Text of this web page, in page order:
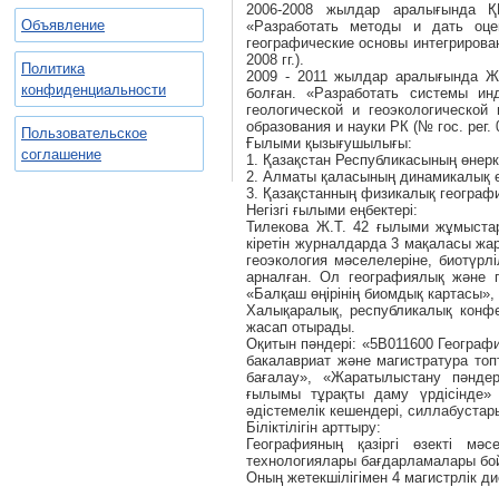
Объявление
Политика
конфиденциальности
Пользовательское
соглашение
2006-2008 жылдар аралығында
«Разработать методы и дать
географические основы
2008 гг.).
2009 - 2011 жылдар аралығында
болған. «Разработать системы
геологической и
образования и науки РК (№ гос. рег.
Ғылыми қызығушылығы:
1. Қазақстан Республикасының
2. Алматы қаласының динамикалық
3. Қазақстанның физикалық
Негізгі ғылыми еңбектері:
Тилекова Ж.Т. 42 ғылыми
кіретін журналдарда 3 мақаласы
геоэкология мәселелеріне,
арналған. Ол географиялық және
«Балқаш өңірінің биомдық
Халықаралық, республикалық
жасап отырады.
Оқитын пәндері: «5В011600
бакалавриат және магистратура
бағалау», «Жаратылыстану
ғылымы тұрақты даму үрдісінде»
әдістемелік кешендері,
Біліктілігін арттыру:
Географияның қазіргі өзекті
технологиялары бағдарламалары
Оның жетекшілігімен 4 магистрлік